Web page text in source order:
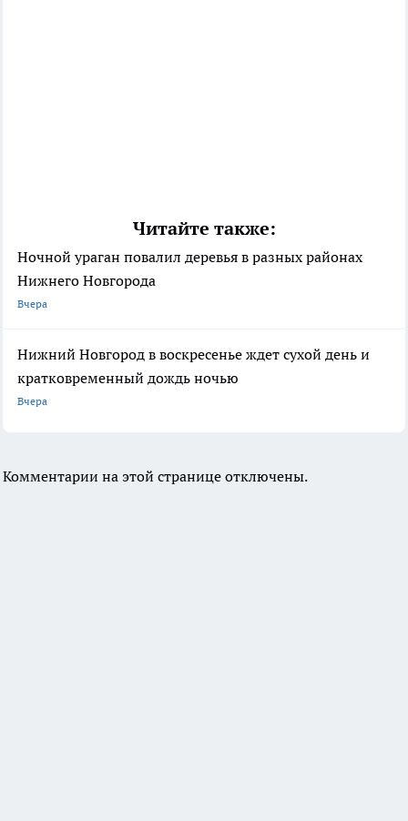
Читайте также:
Ночной ураган повалил деревья в разных районах
Нижнего Новгорода
Вчера
Нижний Новгород в воскресенье ждет сухой день и
кратковременный дождь ночью
Вчера
Комментарии на этой странице отключены.